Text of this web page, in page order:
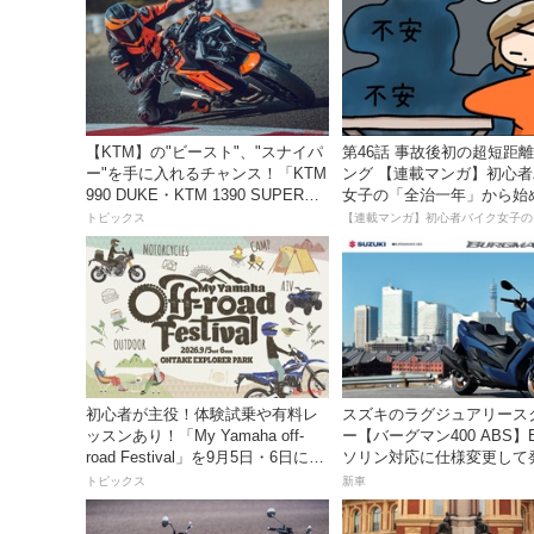
【KTM】の"ビースト"、"スナイパ
ー"を手に入れるチャンス！「KTM
990 DUKE・KTM 1390 SUPER
DUKE R EVO 購入サポートキャン
ペーン」
トピックス
第46話 事故後初の超短距
ング 【連載マンガ】初心
女子の「全治一年」から始
死回生日記
初心者が主役！体験試乗や有料レ
ッスンあり！「My Yamaha off-
road Festival」を9月5日・6日にオ
ンタケエクスプローラーパークで
実施！
トピックス
スズキのラグジュアリース
ー【バーグマン400 ABS】
ソリン対応に仕様変更して
価格は据え置きの98万100
新車